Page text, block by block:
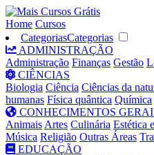
Home Cursos
CategoriasCategorias
ADMINISTRAÇÃO
Administração Finanças Gestão
CIÊNCIAS
Biologia Ciência Ciências da
humanas Física quântica Química
CONHECIMENTOS
Animais Artes Culinária Estética
Música Religião Outras Áreas
EDUCAÇÃO